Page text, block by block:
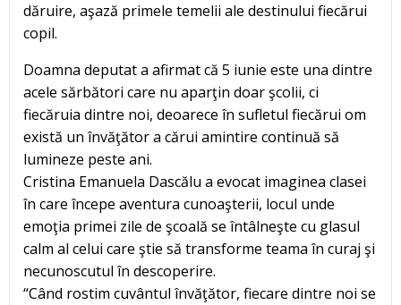
dăruire, aşază primele temelii ale destinului fiecărui
copil.
Doamna deputat a afirmat că 5 iunie este una dintre
acele sărbători care nu aparţin doar şcolii, ci
fiecăruia dintre noi, deoarece în sufletul fiecărui om
există un învăţător a cărui amintire continuă să
lumineze peste ani.
Cristina Emanuela Dascălu a evocat imaginea clasei
în care începe aventura cunoaşterii, locul unde
emoţia primei zile de şcoală se întâlneşte cu glasul
calm al celui care ştie să transforme teama în curaj şi
necunoscutul în descoperire.
“Când rostim cuvântul învăţător, fiecare dintre noi se